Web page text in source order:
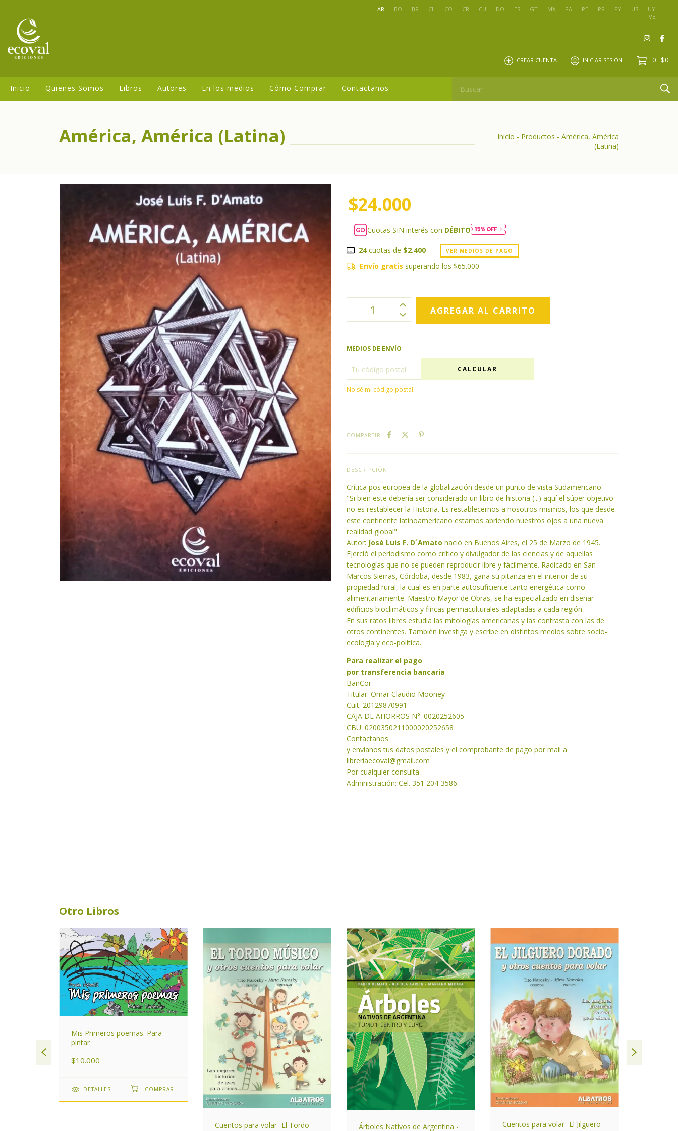
AR BO BR CL CO CR CU DO ES GT MX PA PE PR PY US
UY
VE
CREAR CUENTA INICIAR SESIÓN 0 - $0
Inicio Quienes Somos Libros Autores En los medios Cómo Comprar Contactanos
América, América (Latina) Inicio - Productos - América, América
(Latina)
$24.000
Cuotas SIN interés con DÉBITO
24cuotas de $2.400 VER MEDIOS DE PAGO
Envío gratis superando los $65.000
MEDIOS DE ENVÍO
CALCULAR
No sé mi código postal
COMPARTIR
DESCRIPCIÓN
Crítica pos europea de la globalización desde un punto de vista Sudamericano.
"Si bien este debería ser considerado un libro de historia (...) aquí el súper objetivo
no es restablecer la Historia. Es restablecernos a nosotros mismos, los que desde
este continente latinoamericano estamos abriendo nuestros ojos a una nueva
realidad global".
Autor: José Luis F. D´Amato nació en Buenos Aires, el 25 de Marzo de 1945.
Ejerció el periodismo como crítico y divulgador de las ciencias y de aquellas
tecnologías que no se pueden reproducir libre y fácilmente. Radicado en San
Marcos Sierras, Córdoba, desde 1983, gana su pitanza en el interior de su
propiedad rural, la cual es en parte autosuficiente tanto energética como
alimentariamente. Maestro Mayor de Obras, se ha especializado en diseñar
edificios bioclimáticos y fincas permaculturales adaptadas a cada región.
En sus ratos libres estudia las mitologías americanas y las contrasta con las de
otros continentes. También investiga y escribe en distintos medios sobre socio-
ecología y eco-política.
Para realizar el pago
por transferencia bancaria
BanCor
Titular: Omar Claudio Mooney
Cuit: 20129870991
CAJA DE AHORROS N°: 0020252605
CBU: 0200350211000020252658
Contactanos
y envianos tus datos postales y el comprobante de pago por mail a
libreriaecoval@gmail.com
Por cualquier consulta
Administración: Cel. 351 204-3586
Otro Libros
Mis Primeros poemas. Para
pintar
$10.000
DETALLES
Cuentos para volar- El Tordo
Árboles Nativos de Argentina -
Cuentos para volar- El Jilguero